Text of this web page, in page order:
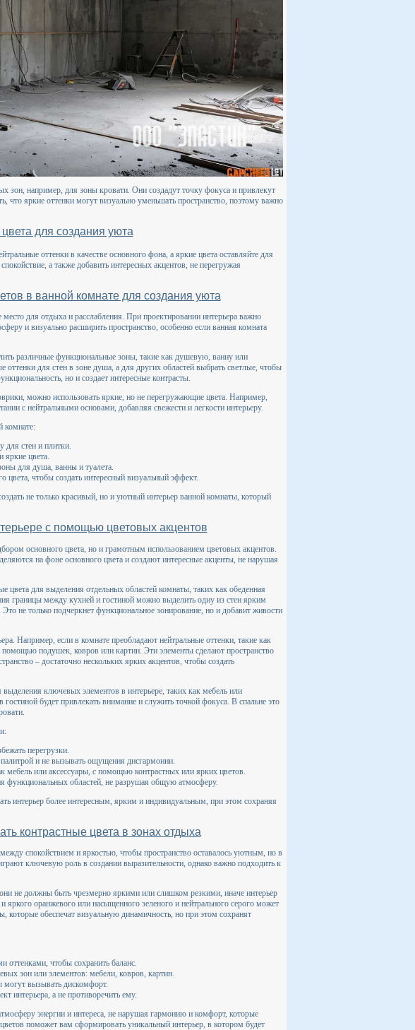
зон, например, для зоны кровати. Они создадут точку фокуса и привлекут
яркие оттенки могут визуально уменьшать пространство, поэтому важно
цвета для создания уюта
оттенки в качестве основного фона, а яркие цвета оставляйте для
а также добавить интересных акцентов, не перегружая
в ванной комнате для создания уюта
для отдыха и расслабления. При проектировании интерьера важно
и визуально расширить пространство, особенно если ванная комната
различные функциональные зоны, такие как душевую, ванну или
для стен в зоне душа, а для других областей выбрать светлые, чтобы
но и создает интересные контрасты.
можно использовать яркие, но не перегружающие цвета. Например,
с нейтральными основами, добавляя свежести и легкости интерьеру.
комнате:
для стен и плитки.
яркие цвета.
для душа, ванны и туалета.
цвета, чтобы создать интересный визуальный эффект.
не только красивый, но и уютный интерьер ванной комнаты, который
с помощью цветовых акцентов
основного цвета, но и грамотным использованием цветовых акцентов.
на фоне основного цвета и создают интересные акценты, не нарушая
цвета для выделения отдельных областей комнаты, таких как обеденная
границы между кухней и гостиной можно выделить одну из стен ярким
не только подчеркнет функциональное зонирование, но и добавит живости
Например, если в комнате преобладают нейтральные оттенки, такие как
подушек, ковров или картин. Эти элементы сделают пространство
– достаточно нескольких ярких акцентов, чтобы создать
ключевых элементов в интерьере, таких как мебель или
будет привлекать внимание и служить точкой фокуса. В спальне это
перегрузки.
и не вызывать ощущения дисгармонии.
мебель или аксессуары, с помощью контрастных или ярких цветов.
функциональных областей, не разрушая общую атмосферу.
интерьер более интересным, ярким и индивидуальным, при этом сохраняя
контрастные цвета в зонах отдыха
спокойствием и яркостью, чтобы пространство оставалось уютным, но в
ключевую роль в создании выразительности, однако важно подходить к
не должны быть чрезмерно яркими или слишком резкими, иначе интерьер
яркого оранжевого или насыщенного зеленого и нейтрального серого может
обеспечат визуальную динамичность, но при этом сохранят
чтобы сохранить баланс.
зон или элементов: мебели, ковров, картин.
могут вызывать дискомфорт.
интерьера, а не противоречить ему.
энергии и интереса, не нарушая гармонию и комфорт, которые
поможет вам сформировать уникальный интерьер, в котором будет